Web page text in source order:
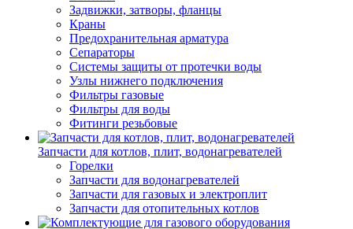
Задвижки, затворы, фланцы
Краны
Предохранительная арматура
Сепараторы
Системы защиты от протечки воды
Узлы нижнего подключения
Фильтры газовые
Фильтры для воды
Фитинги резьбовые
Запчасти для котлов, плит, водонагревателей
Горелки
Запчасти для водонагревателей
Запчасти для газовых и электроплит
Запчасти для отопительных котлов